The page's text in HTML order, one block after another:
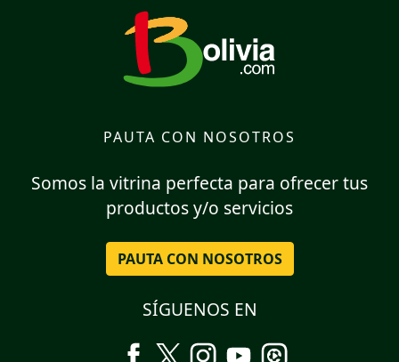
PAUTA CON NOSOTROS
Somos la vitrina perfecta para ofrecer tus
productos y/o servicios
PAUTA CON NOSOTROS
SÍGUENOS EN